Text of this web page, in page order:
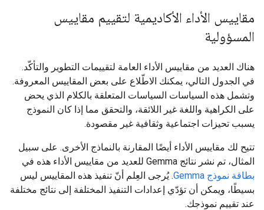
مقاييس الأداء الأكاديمية لتقييم مقاييس
المسؤولية
هناك العديد من مقاييس الأداء العامة لتقييمات التطوير والتأكّد.
في الجدول التالي، يمكنك الاطّلاع على بعض المقاييس المعروفة.
وتشمل هذه السياسات السياسات المتعلقة بالكلام الذي يحض
على الكراهية واللغة غير اللائقة، والتحقق مما إذا كان النموذج
يسبب تحيزات اجتماعية وثقافية غير مقصودة.
تتيح لك مقاييس الأداء أيضًا المقارنة بالنماذج الأخرى. على سبيل
المثال، تم نشر نتائج Gemma للعديد من مقاييس الأداء هذه في
بطاقة نموذج Gemma
. يُرجى العِلم أنّ تنفيذ هذه المقاييس ليس
بسيطًا، ويمكن أن تؤدّي إعدادات التنفيذ المختلفة إلى نتائج مختلفة
عند تقييم نموذجك.